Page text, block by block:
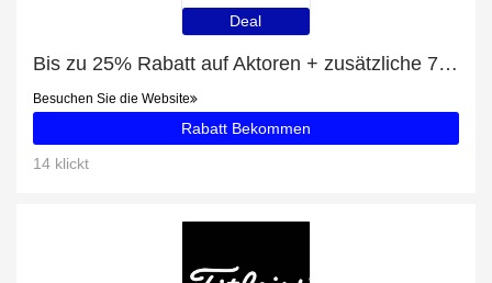
Deal
Bis zu 25% Rabatt auf Aktoren + zusätzliche 74-Rabatte
Besuchen Sie die Website
Rabatt Bekommen
14 klickt